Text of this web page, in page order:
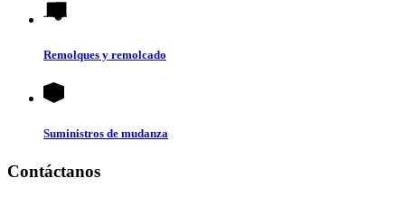
Remolques y remolcado
Suministros de mudanza
Contáctanos